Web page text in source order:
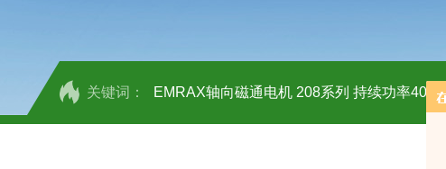
关键词： EMRAX轴向磁通电机 208系列 持续功率40kw